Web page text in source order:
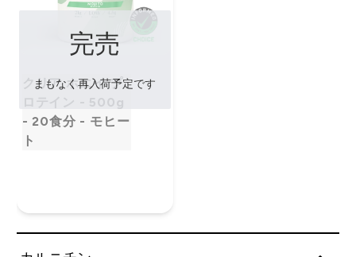
クリア ホエイ プ
ロテイン - 500g
- 20食分 - モヒー
ト
完売
まもなく再入荷予定です